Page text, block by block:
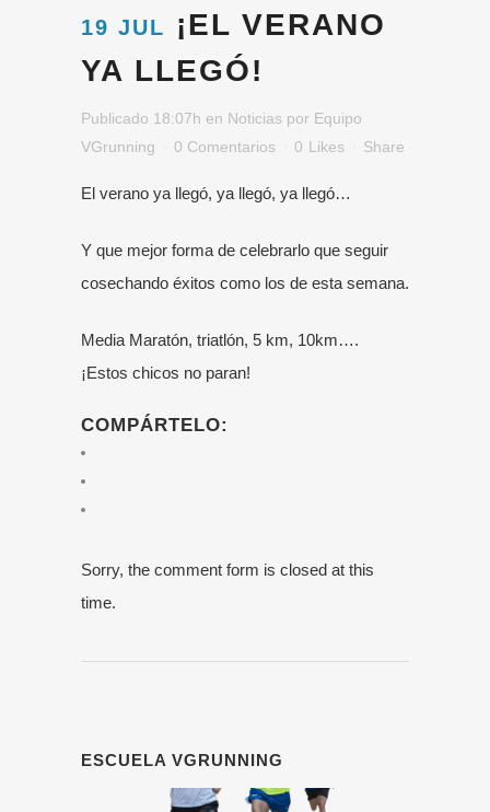
19 JUL
¡EL VERANO
YA LLEGÓ!
Publicado 18:07h en Noticias por Equipo
VGrunning
0 Comentarios 0 Likes Share
El verano ya llegó, ya llegó, ya llegó…
Y que mejor forma de celebrarlo que seguir
cosechando éxitos como los de esta semana.
Media Maratón, triatlón, 5 km, 10km….
¡Estos chicos no paran!
COMPÁRTELO:
Sorry, the comment form is closed at this
time.
ESCUELA VGRUNNING